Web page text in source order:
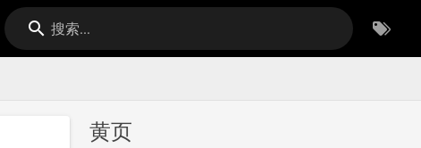
搜索...
黄页